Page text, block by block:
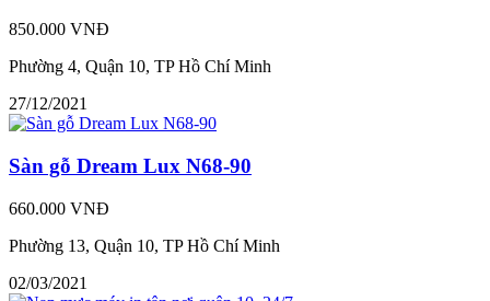
850.000 VNĐ
Phường 4, Quận 10, TP Hồ Chí Minh
27/12/2021
Sàn gỗ Dream Lux N68-90
660.000 VNĐ
Phường 13, Quận 10, TP Hồ Chí Minh
02/03/2021